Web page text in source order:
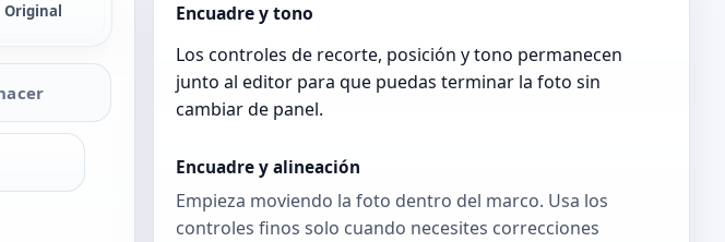
Original
Encuadre y tono
Los controles de recorte, posición y tono permanecen
junto al editor para que puedas terminar la foto sin
cambiar de panel.
Encuadre y alineación
Empieza moviendo la foto dentro del marco. Usa los
controles finos solo cuando necesites correcciones